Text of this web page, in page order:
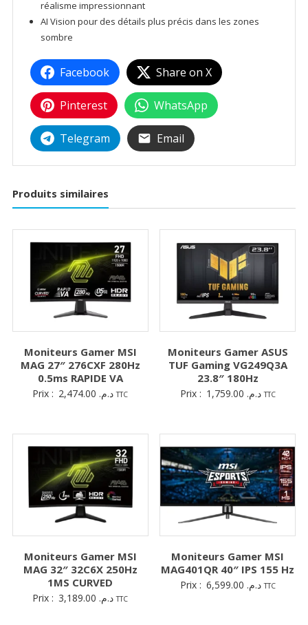
réalisme impressionnant
AI Vision pour des détails plus précis dans les zones
sombre
Facebook Share on X
Pinterest WhatsApp
Telegram Email
Produits similaires
Moniteurs Gamer MSI
MAG 27″ 276CXF 280Hz
0.5ms RAPIDE VA
Prix : د.م. TTC
Moniteurs Gamer ASUS
TUF Gaming VG249Q3A
23.8″ 180Hz
Prix : د.م. TTC
Moniteurs Gamer MSI
MAG 32″ 32C6X 250Hz
1MS CURVED
Prix : د.م. TTC
Moniteurs Gamer MSI
MAG401QR 40″ IPS 155 Hz
Prix : د.م. TTC